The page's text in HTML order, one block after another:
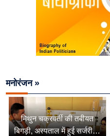
मनोरंजन »
मिथुन चक्रवर्ती की तबीयत
बिगड़ी, अस्पताल में हुई सर्जरी…